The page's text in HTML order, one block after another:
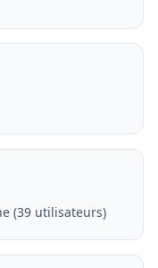
(39 utilisateurs)